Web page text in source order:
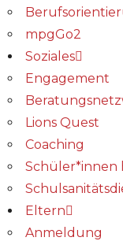
mpgGo2
Soziales
Engagement
Lions Quest
Coaching
Schüler*innen
Eltern
Anmeldung